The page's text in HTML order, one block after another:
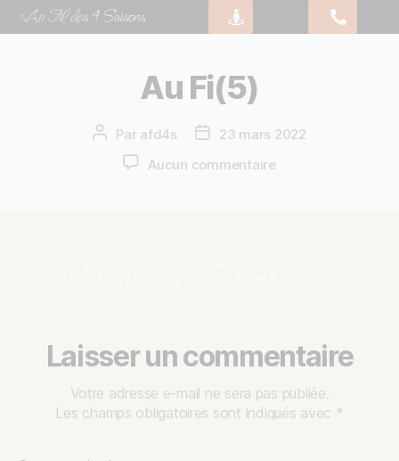
Au Fi(5)
Par afd4s
23 mars 2022
Aucun commentaire
Laisser un commentaire
Votre adresse e-mail ne sera pas publiée.
Les champs obligatoires sont indiqués avec *